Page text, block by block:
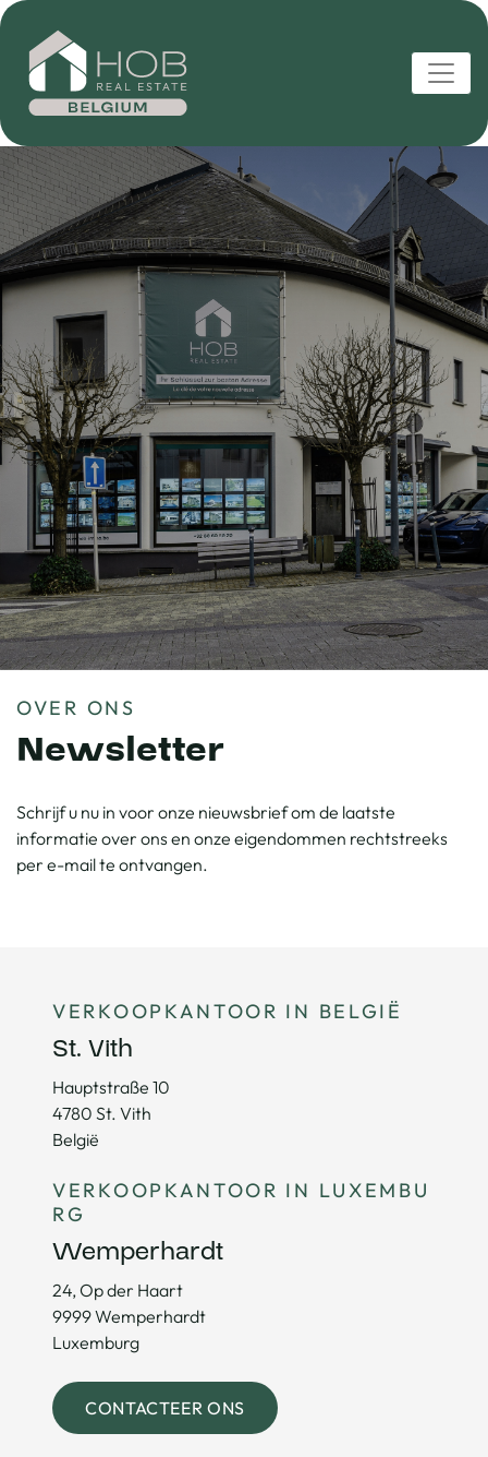
OVER ONS
Newsletter
Schrijf u nu in voor onze nieuwsbrief om de laatste
informatie over ons en onze eigendommen rechtstreeks
per e-mail te ontvangen.
VERKOOPKANTOOR IN BELGIË
St. Vith
Hauptstraße 10
4780 St. Vith
België
VERKOOPKANTOOR IN LUXEMBU
RG
Wemperhardt
24, Op der Haart
9999 Wemperhardt
Luxemburg
CONTACTEER ONS